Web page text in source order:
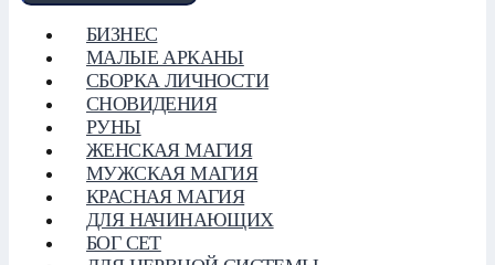
БИЗНЕС
МАЛЫЕ АРКАНЫ
СБОРКА ЛИЧНОСТИ
СНОВИДЕНИЯ
РУНЫ
ЖЕНСКАЯ МАГИЯ
МУЖСКАЯ МАГИЯ
КРАСНАЯ МАГИЯ
ДЛЯ НАЧИНАЮЩИХ
БОГ СЕТ